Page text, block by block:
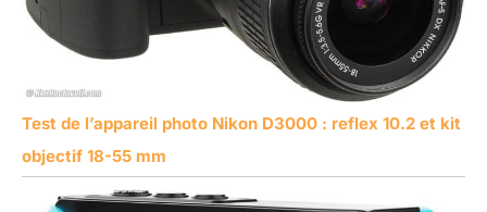
Test de l’appareil photo Nikon D3000 : reflex 10.2 et kit
objectif 18-55 mm